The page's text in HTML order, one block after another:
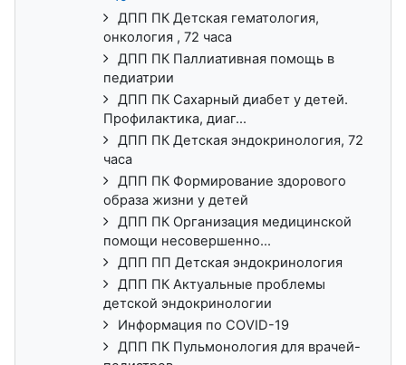
ДПП ПК Детская гематология,
онкология , 72 часа
ДПП ПК Паллиативная помощь в
педиатрии
ДПП ПК Сахарный диабет у детей.
Профилактика, диаг...
ДПП ПК Детская эндокринология, 72
часа
ДПП ПК Формирование здорового
образа жизни у детей
ДПП ПК Организация медицинской
помощи несовершенно...
ДПП ПП Детская эндокринология
ДПП ПК Актуальные проблемы
детской эндокринологии
Информация по COVID-19
ДПП ПК Пульмонология для врачей-